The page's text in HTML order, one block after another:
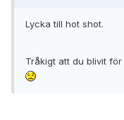
Lycka till hot shot.
Tråkigt att du blivit